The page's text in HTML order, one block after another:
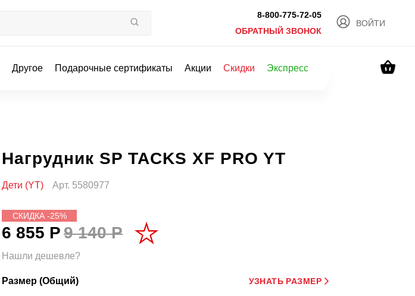
8-800-775-72-05
ОБРАТНЫЙ ЗВОНОК
ВОЙТИ
Другое Подарочные сертификаты Акции Скидки Экспресс
Нагрудник SP TACKS XF PRO YT
Дети (YT) Арт. 5580977
СКИДКА -25%
6 855 Р9 140 Р
Нашли дешевле?
Размер (Общий) УЗНАТЬ РАЗМЕР